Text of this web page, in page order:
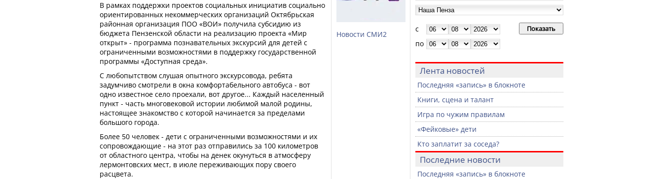
В рамках поддержки проектов социальных инициатив социально
ориентированных некоммерческих организаций Октябрьская
районная организация ПОО «ВОИ» получила субсидию из
бюджета Пензенской области на реализацию проекта «Мир
открыт» - программа познавательных экскурсий для детей с
ограниченными возможностями в поддержку государственной
программы «Доступная среда».
С любопытством слушая опытного экскурсовода, ребята
задумчиво смотрели в окна комфортабельного автобуса - вот
одно известное село проехали, вот другое... Каждый населенный
пункт - часть многовековой истории любимой малой родины,
настоящее знакомство с которой начинается за пределами
большого города.
Более 50 человек - дети с ограниченными возможностями и их
сопровождающие - на этот раз отправились за 100 километров
от областного центра, чтобы на денек окунуться в атмосферу
лермонтовских мест, в июле переживающих пору своего
расцвета.
Новости СМИ2
с
по
Лента новостей
Последняя «запись» в блокноте
Книги, сцена и талант
Игра по чужим правилам
«Фейковые» дети
Кто заплатит за соседа?
Последние новости
Последняя «запись» в блокноте